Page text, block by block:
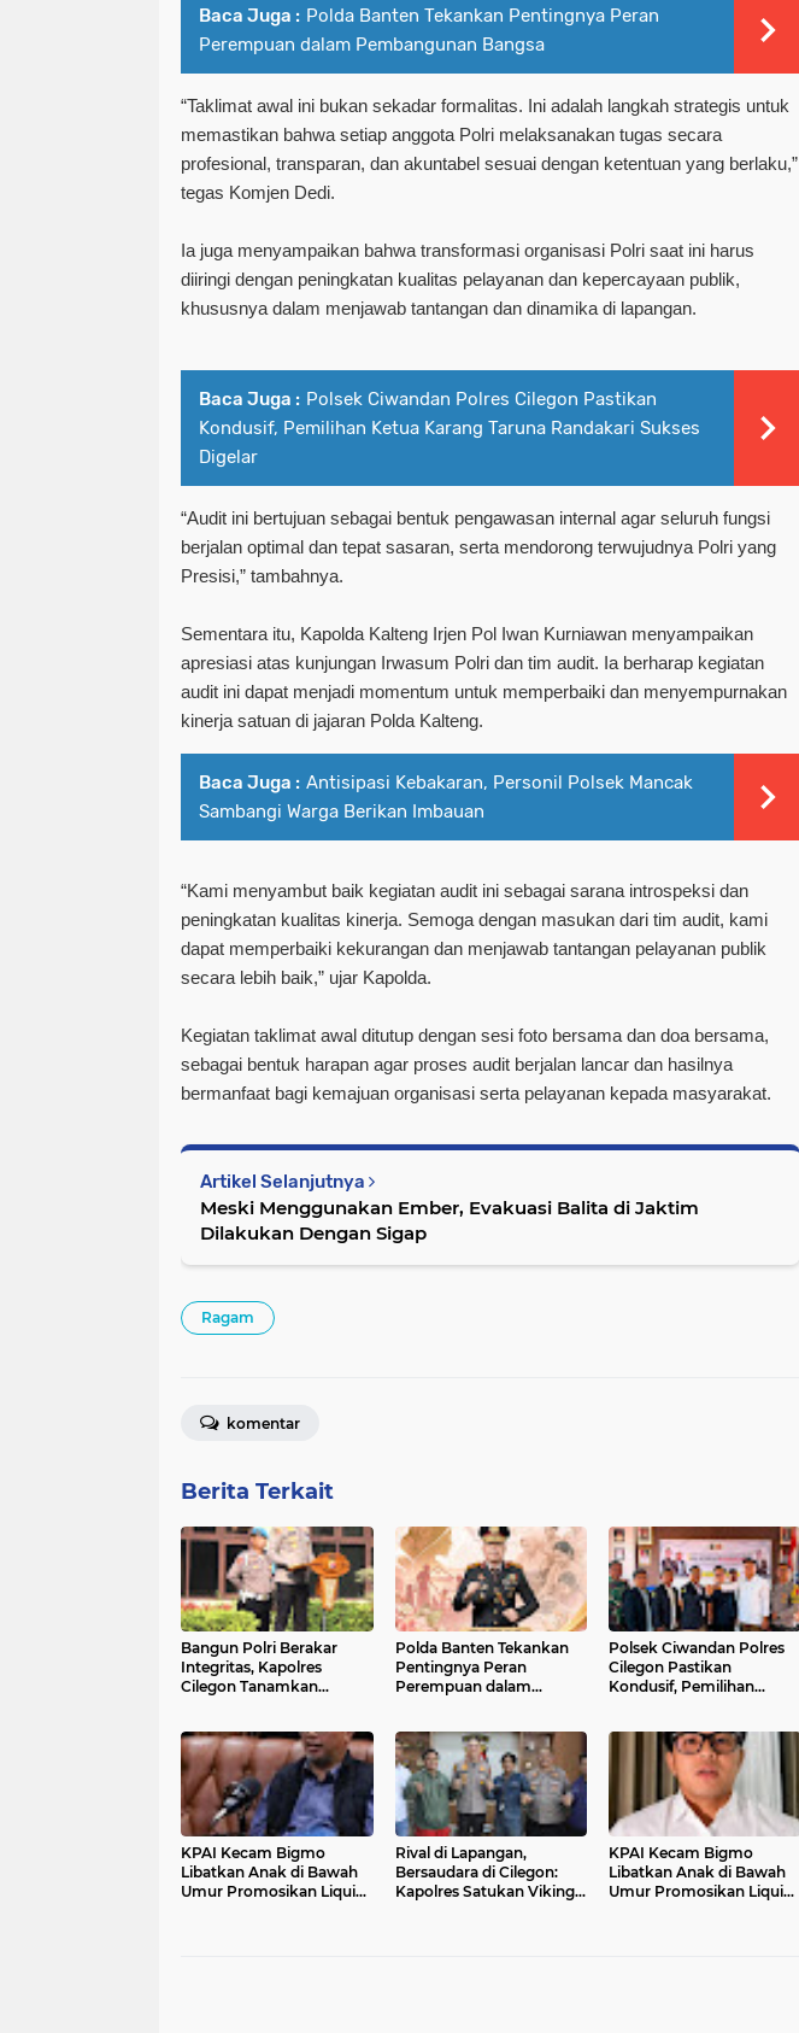
Baca Juga : Polda Banten Tekankan Pentingnya Peran
Perempuan dalam Pembangunan Bangsa
“Taklimat awal ini bukan sekadar formalitas. Ini adalah langkah strategis untuk
memastikan bahwa setiap anggota Polri melaksanakan tugas secara
profesional, transparan, dan akuntabel sesuai dengan ketentuan yang berlaku,”
tegas Komjen Dedi.
Ia juga menyampaikan bahwa transformasi organisasi Polri saat ini harus
diiringi dengan peningkatan kualitas pelayanan dan kepercayaan publik,
khususnya dalam menjawab tantangan dan dinamika di lapangan.
Baca Juga : Polsek Ciwandan Polres Cilegon Pastikan
Kondusif, Pemilihan Ketua Karang Taruna Randakari Sukses
Digelar
“Audit ini bertujuan sebagai bentuk pengawasan internal agar seluruh fungsi
berjalan optimal dan tepat sasaran, serta mendorong terwujudnya Polri yang
Presisi,” tambahnya.
Sementara itu, Kapolda Kalteng Irjen Pol Iwan Kurniawan menyampaikan
apresiasi atas kunjungan Irwasum Polri dan tim audit. Ia berharap kegiatan
audit ini dapat menjadi momentum untuk memperbaiki dan menyempurnakan
kinerja satuan di jajaran Polda Kalteng.
Baca Juga : Antisipasi Kebakaran, Personil Polsek Mancak
Sambangi Warga Berikan Imbauan
“Kami menyambut baik kegiatan audit ini sebagai sarana introspeksi dan
peningkatan kualitas kinerja. Semoga dengan masukan dari tim audit, kami
dapat memperbaiki kekurangan dan menjawab tantangan pelayanan publik
secara lebih baik,” ujar Kapolda.
Kegiatan taklimat awal ditutup dengan sesi foto bersama dan doa bersama,
sebagai bentuk harapan agar proses audit berjalan lancar dan hasilnya
bermanfaat bagi kemajuan organisasi serta pelayanan kepada masyarakat.
Artikel Selanjutnya
Meski Menggunakan Ember, Evakuasi Balita di Jaktim
Dilakukan Dengan Sigap
Ragam
komentar
Berita Terkait
Bangun Polri Berakar
Integritas, Kapolres
Cilegon Tanamkan
Wujudkan Pelayanan
Presisi
Polda Banten Tekankan
Pentingnya Peran
Perempuan dalam
Polsek Ciwandan Polres
Cilegon Pastikan
Kondusif, Pemilihan
KPAI Kecam Bigmo
Libatkan Anak di Bawah
Umur Promosikan Liquid
Rival di Lapangan,
Bersaudara di Cilegon:
Kapolres Satukan Viking
KPAI Kecam Bigmo
Libatkan Anak di Bawah
Umur Promosikan Liquid